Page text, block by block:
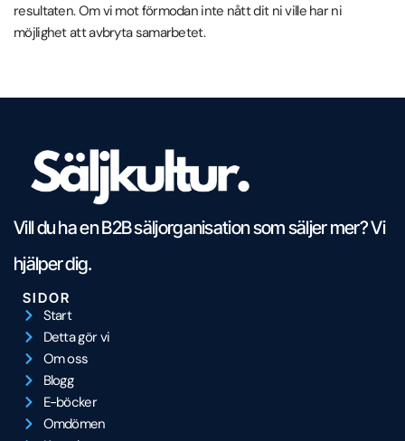
resultaten. Om vi mot förmodan inte nått dit ni ville har ni
möjlighet att avbryta samarbetet.
Vill du ha en B2B säljorganisation som säljer mer? Vi
hjälper dig.
SIDOR
Start
Detta gör vi
Om oss
Blogg
E-böcker
Omdömen